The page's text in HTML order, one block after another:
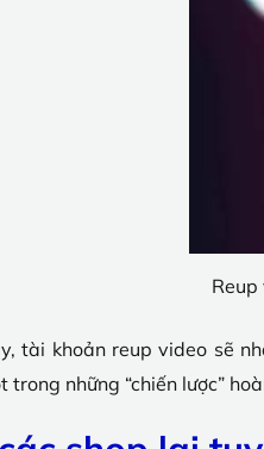
tài khoản reup video sẽ
trong những “chiến lược”